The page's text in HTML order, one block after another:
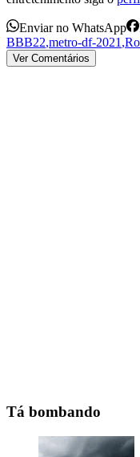
Enviar no WhatsApp
BBB22,metro-df-2021,
Ver Comentários
Tá bombando